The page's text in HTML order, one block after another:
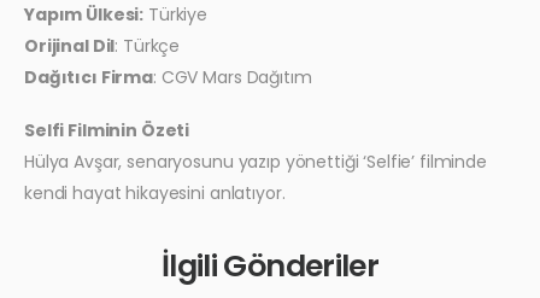
Yapım Ülkesi: Türkiye
Orijinal Dil: Türkçe
Dağıtıcı Firma: CGV Mars Dağıtım
Selfi Filminin Özeti
Hülya Avşar, senaryosunu yazıp yönettiği ‘Selfie’ filminde
kendi hayat hikayesini anlatıyor.
İlgili Gönderiler